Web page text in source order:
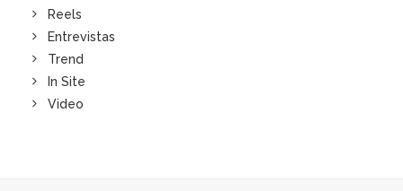
Reels
Entrevistas
Trend
In Site
Video